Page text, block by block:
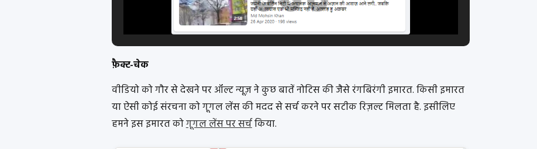
फ़ैक्ट-चेक
वीडियो को गौर से देखने पर ऑल्ट न्यूज़ ने कुछ बातें नोटिस की जैसे रंगबिरंगी इमारत. किसी इमारत
या ऐसी कोई संरचना को गूगल लेंस की मदद से सर्च करने पर सटीक रिज़ल्ट मिलता है. इसीलिए
हमने इस इमारत कोगूगल लेंस पर सर्चकिया.